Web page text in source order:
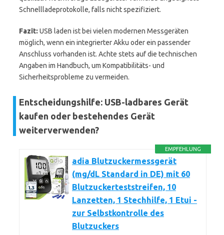
Schnellladeprotokolle, falls nicht spezifiziert.
Fazit: USB laden ist bei vielen modernen Messgeräten
möglich, wenn ein integrierter Akku oder ein passender
Anschluss vorhanden ist. Achte stets auf die technischen
Angaben im Handbuch, um Kompatibilitäts- und
Sicherheitsprobleme zu vermeiden.
Entscheidungshilfe: USB-ladbares Gerät
kaufen oder bestehendes Gerät
weiterverwenden?
EMPFEHLUNG
adia Blutzuckermessgerät
(mg/dL Standard in DE) mit 60
Blutzuckerteststreifen, 10
Lanzetten, 1 Stechhilfe, 1 Etui -
zur Selbstkontrolle des
Blutzuckers